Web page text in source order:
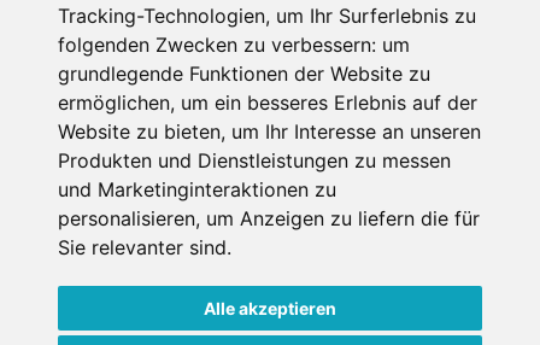
Tracking-Technologien, um Ihr Surferlebnis zu
folgenden Zwecken zu verbessern: um
grundlegende Funktionen der Website zu
ermöglichen, um ein besseres Erlebnis auf der
Website zu bieten, um Ihr Interesse an unseren
Produkten und Dienstleistungen zu messen
und Marketinginteraktionen zu
personalisieren, um Anzeigen zu liefern die für
Sie relevanter sind.
Alle akzeptieren
Nutzungsbedingungen
Kontakt
WEITERE PORTALE
Schneemenschen.de
Schneehoehen.de
Alpen-Guide.de